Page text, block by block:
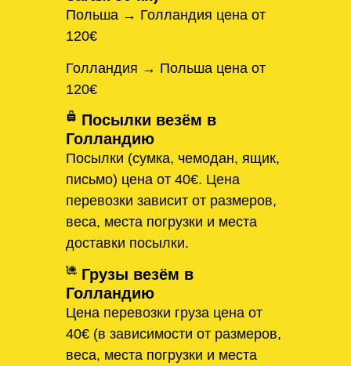
Польша → Голландия цена от
120€
Голландия → Польша цена от
120€
Посылки везём в
Голландию
Посылки (сумка, чемодан, ящик,
письмо) цена от 40€. Цена
перевозки зависит от размеров,
веса, места погрузки и места
доставки посылки.
Грузы везём в
Голландию
Цена перевозки груза цена от
40€ (в зависимости от размеров,
веса, места погрузки и места